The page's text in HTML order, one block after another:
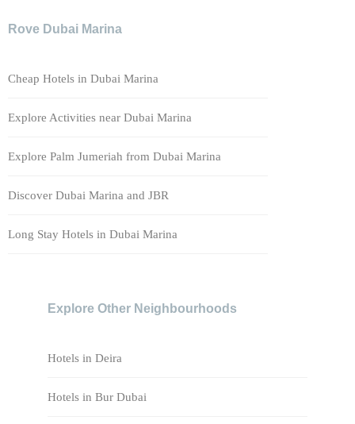
Rove Dubai Marina
Cheap Hotels in Dubai Marina
Explore Activities near Dubai Marina
Explore Palm Jumeriah from Dubai Marina
Discover Dubai Marina and JBR
Long Stay Hotels in Dubai Marina
Explore Other Neighbourhoods
Hotels in Deira
Hotels in Bur Dubai